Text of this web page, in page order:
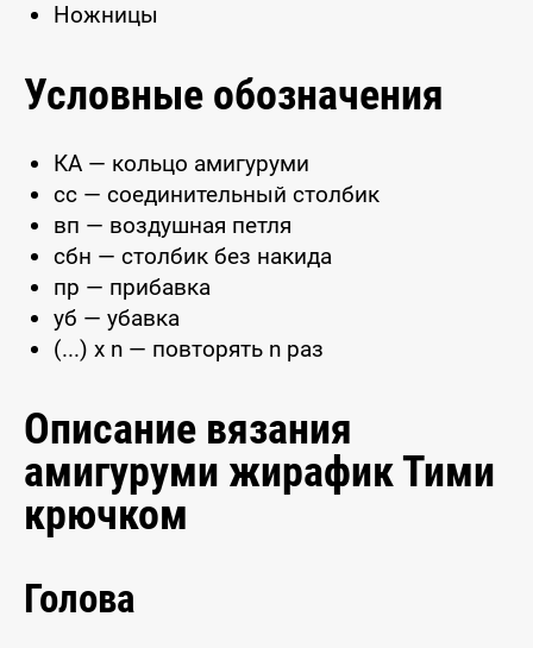
Ножницы
Условные обозначения
КА — кольцо амигуруми
сс — соединительный столбик
вп — воздушная петля
сбн — столбик без накида
пр — прибавка
уб — убавка
(...) x n — повторять n раз
Описание вязания
амигуруми жирафик Тими
крючком
Голова